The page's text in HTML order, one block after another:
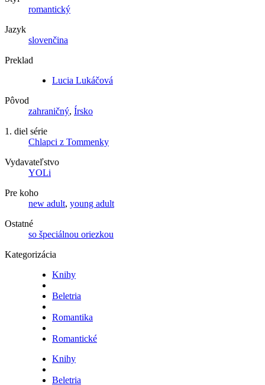
romantický
Jazyk
slovenčina
Preklad
Lucia Lukáčová
Pôvod
zahraničný, Írsko
1. diel série
Chlapci z Tommenky
Vydavateľstvo
YOLi
Pre koho
new adult, young adult
Ostatné
so špeciálnou oriezkou
Kategorizácia
Knihy
Beletria
Romantika
Romantické
Knihy
Beletria